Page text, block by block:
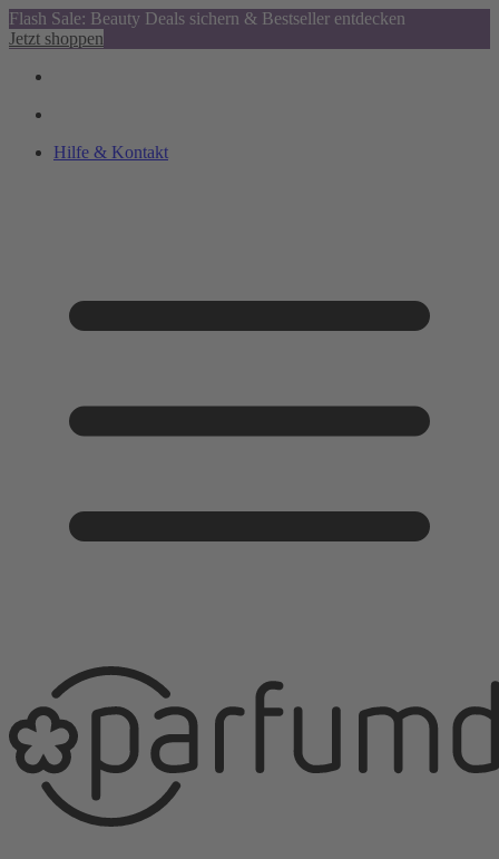
Flash Sale: Beauty Deals sichern & Bestseller entdecken
Jetzt shoppen
Hilfe & Kontakt